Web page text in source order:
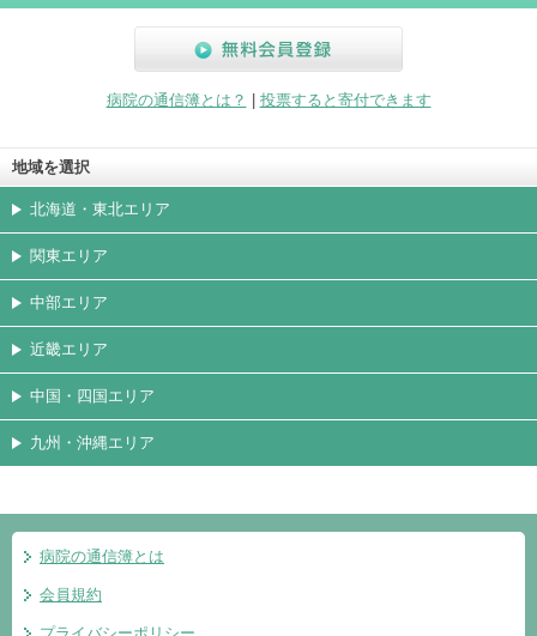
病院の通信簿とは？
投票すると寄付できます
地域を選択
北海道・東北エリア
関東エリア
中部エリア
近畿エリア
中国・四国エリア
九州・沖縄エリア
病院の通信簿とは
会員規約